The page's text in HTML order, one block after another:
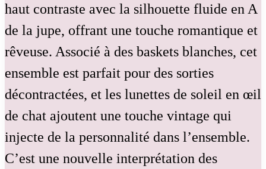
haut contraste avec la silhouette fluide en A
de la jupe, offrant une touche romantique et
rêveuse. Associé à des baskets blanches, cet
ensemble est parfait pour des sorties
décontractées, et les lunettes de soleil en œil
de chat ajoutent une touche vintage qui
injecte de la personnalité dans l’ensemble.
C’est une nouvelle interprétation des